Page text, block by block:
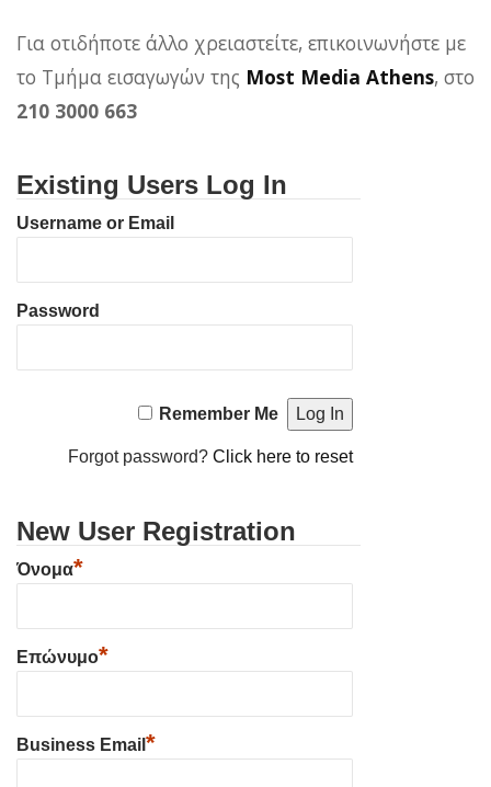
Για οτιδήποτε άλλο χρειαστείτε, επικοινωνήστε με
το Τμήμα εισαγωγών της Most Media Athens, στο
210 3000 663
Existing Users Log In
Username or Email
Password
Remember Me
Forgot password?Click here to reset
New User Registration
Όνομα*
Επώνυμο*
Business Email *